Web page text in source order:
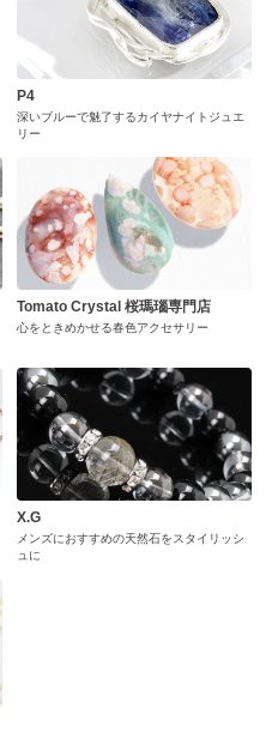
P4
深いブルーで魅了するカイヤナイトジュエ
リー
Tomato Crystal 桜瑪瑙専門店
心をときめかせる春色アクセサリー
X.G
メンズにおすすめの天然石をスタイリッシ
ュに